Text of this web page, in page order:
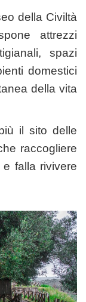
della Civiltà
attrezzi
spazi
domestici
della vita
il sito delle
raccogliere
falla rivivere